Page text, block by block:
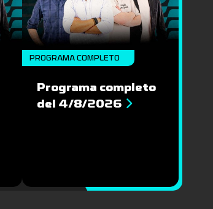
PROGRAMA COMPLETO
Programa completo
del 4/8/2026